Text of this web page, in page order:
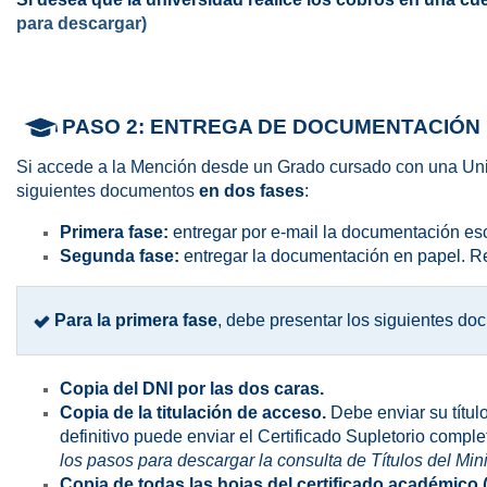
para descargar)
PASO 2: ENTREGA DE
Si accede a la Mención desde un Grado cursado con una
siguientes documentos en dos fases:
Primera fase: entregar por e-mail la documentación
Segunda fase: entregar la documentación en papel.
Para la primera fase, debe presentar los siguientes
Copia del DNI por las dos caras.
Copia de la titulación de acceso. Debe enviar su
definitivo puede enviar el Certificado Supletorio
los pasos para descargar la consulta de Títulos del